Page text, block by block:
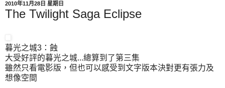
2010年11月28日 星期日
The Twilight Saga Eclipse
暮光之城3：蝕
大受好評的暮光之城...總算到了第三集
雖然只看電影版，但也可以感受到文字版本決對更有張力及
想像空間